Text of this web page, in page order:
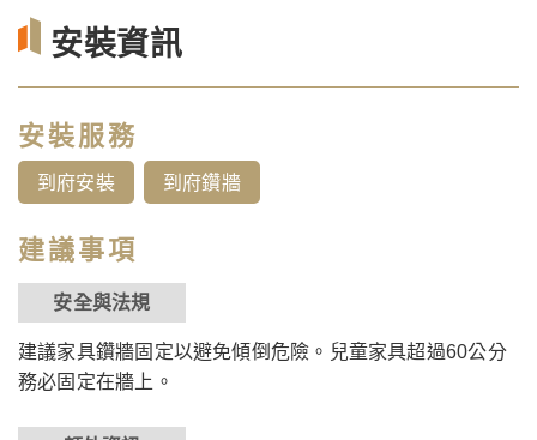
安裝資訊
安裝服務
到府安裝 到府鑽牆
建議事項
安全與法規
建議家具鑽牆固定以避免傾倒危險。兒童家具超過60公分
務必固定在牆上。